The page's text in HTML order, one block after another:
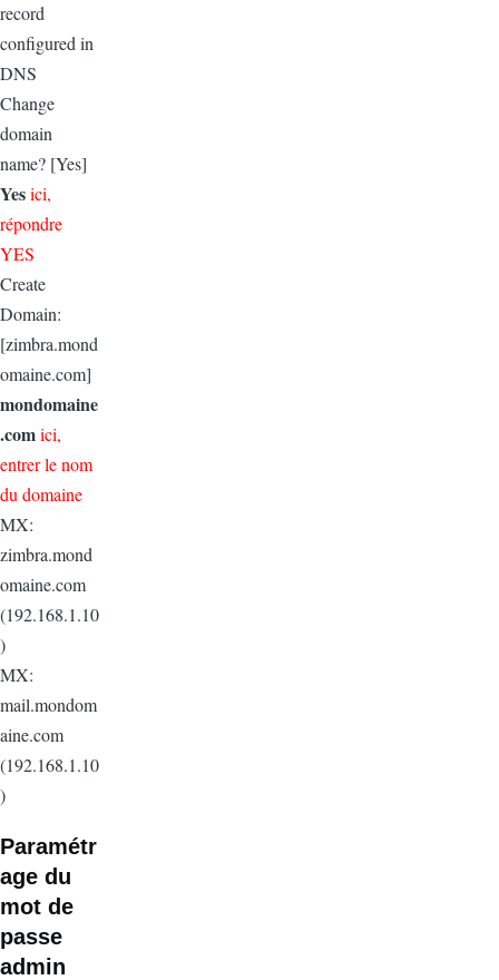
record
configured in
DNS
Change
domain
name? [Yes]
Yesici,
répondre
YES
Create
Domain:
[zimbra.mond
omaine.com]
mondomaine
.comici,
entrer le nom
du domaine
MX:
zimbra.mond
omaine.com
(192.168.1.10
)
MX:
mail.mondom
aine.com
(192.168.1.10
)
Paramétr
age du
mot de
passe
admin